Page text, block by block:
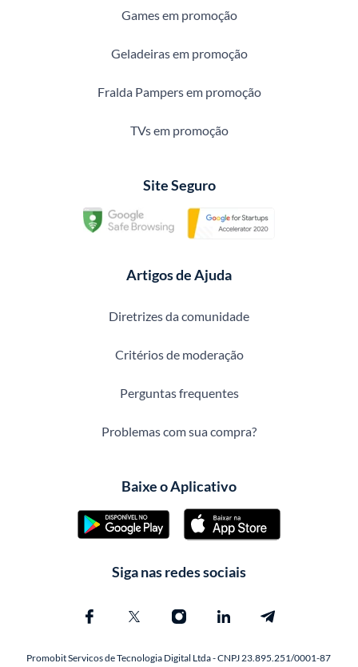
Games em promoção
Geladeiras em promoção
Fralda Pampers em promoção
TVs em promoção
Site Seguro
Artigos de Ajuda
Diretrizes da comunidade
Critérios de moderação
Perguntas frequentes
Problemas com sua compra?
Baixe o Aplicativo
Siga nas redes sociais
Promobit Servicos de Tecnologia Digital Ltda - CNPJ 23.895.251/0001-87